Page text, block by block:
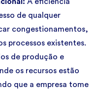
de qualquer
congestionamentos,
processos existentes.
de produção e
os recursos estão
que a empresa tome